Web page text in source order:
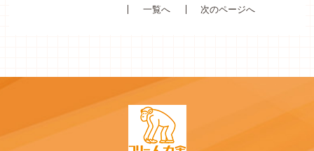
一覧へ 次のページへ